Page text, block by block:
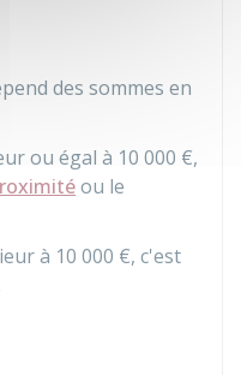
des sommes en
ou égal à 10 000 €,
ou le
à 10 000 €, c'est